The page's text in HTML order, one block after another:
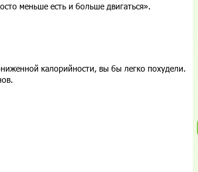
меньше есть и больше двигаться».
калорийности, вы бы легко похудели.